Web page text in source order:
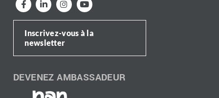
Inscrivez-vous à la
newsletter
DEVENEZ AMBASSADEUR